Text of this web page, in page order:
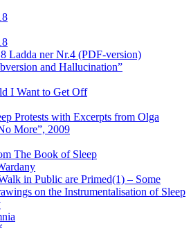
Ladda ner Nr.4 (PDF-version)
and Hallucination”
I Want to Get Off
Protests with Excerpts from Olga
More”, 2009
The Book of Sleep
in Public are Primed(1) – Some
on the Instrumentalisation of Sleep